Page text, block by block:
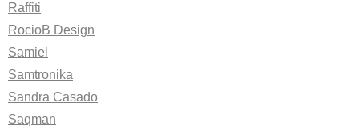
Raffiti
RocioB Design
Samiel
Samtronika
Sandra Casado
Saqman